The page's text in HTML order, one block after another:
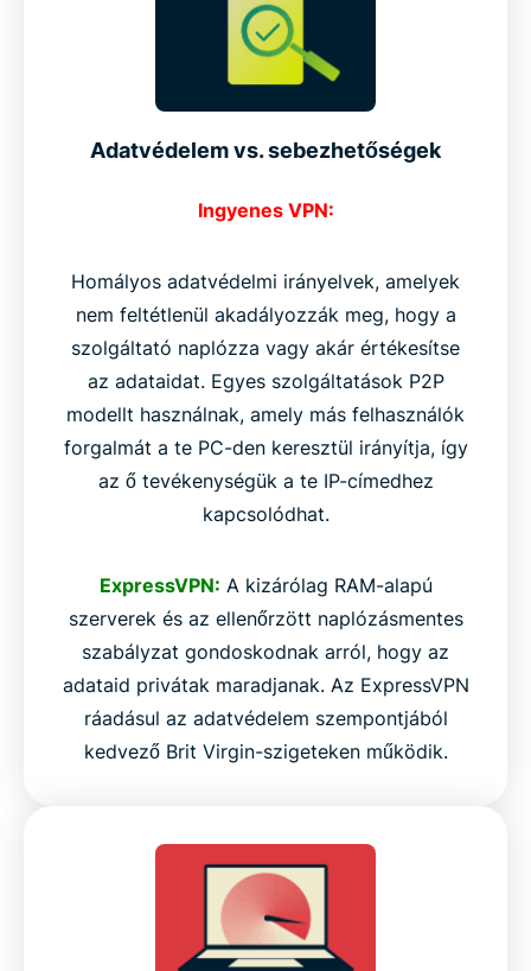
Adatvédelem vs. sebezhetőségek
Ingyenes VPN:
Homályos adatvédelmi irányelvek, amelyek
nem feltétlenül akadályozzák meg, hogy a
szolgáltató naplózza vagy akár értékesítse
az adataidat. Egyes szolgáltatások P2P
modellt használnak, amely más felhasználók
forgalmát a te PC-den keresztül irányítja, így
az ő tevékenységük a te IP-címedhez
kapcsolódhat.
ExpressVPN: A kizárólag RAM-alapú
szerverek és az ellenőrzött naplózásmentes
szabályzat gondoskodnak arról, hogy az
adataid privátak maradjanak. Az ExpressVPN
ráadásul az adatvédelem szempontjából
kedvező Brit Virgin-szigeteken működik.